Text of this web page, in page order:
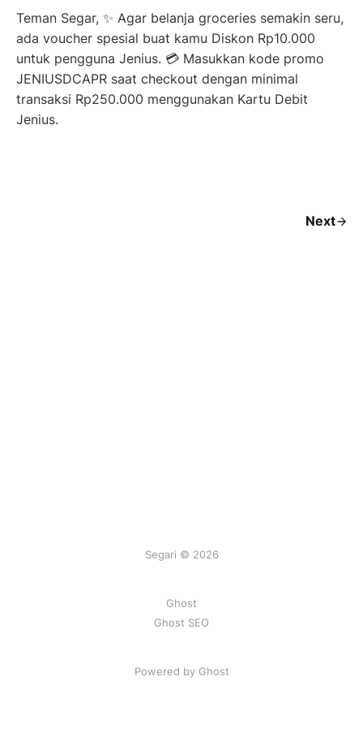
Teman Segar, ✨ Agar belanja groceries semakin seru,
ada voucher spesial buat kamu Diskon Rp10.000
untuk pengguna Jenius. 💳 Masukkan kode promo
JENIUSDCAPR saat checkout dengan minimal
transaksi Rp250.000 menggunakan Kartu Debit
Jenius.
Next
Segari © 2026
Ghost
Ghost SEO
Powered by Ghost